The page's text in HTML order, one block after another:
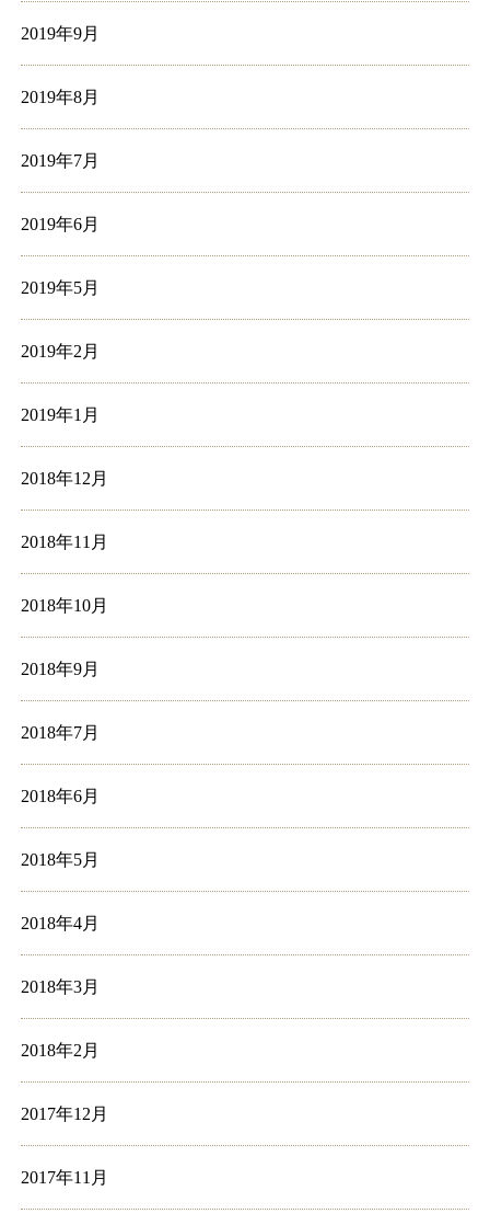
2019年9月
2019年8月
2019年7月
2019年6月
2019年5月
2019年2月
2019年1月
2018年12月
2018年11月
2018年10月
2018年9月
2018年7月
2018年6月
2018年5月
2018年4月
2018年3月
2018年2月
2017年12月
2017年11月